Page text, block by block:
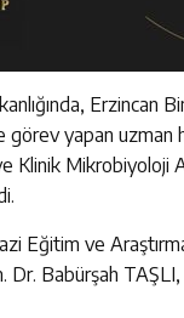
Erzincan
yapan
Klinik Mikrobiyoloji
Eğitim ve
Babürşah TAŞLI,